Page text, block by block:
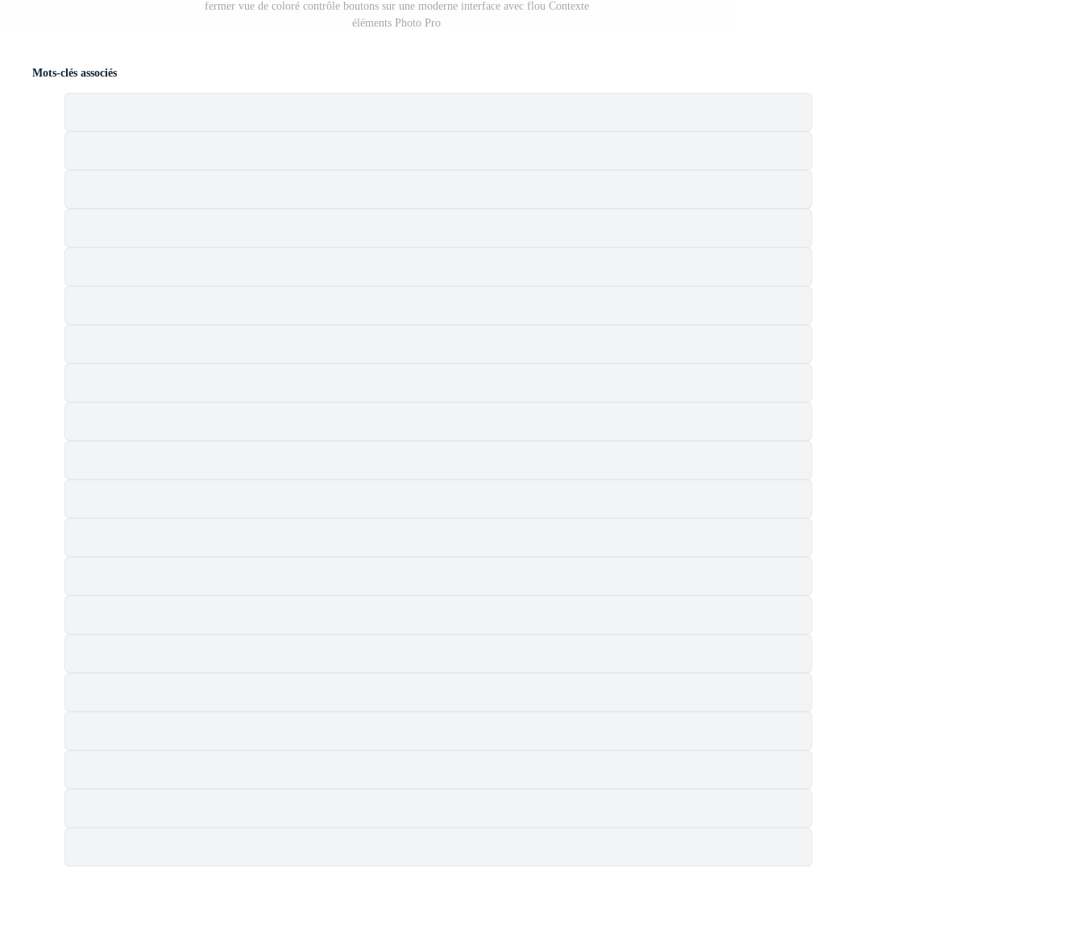
fermer vue de coloré contrôle boutons sur une moderne interface avec flou Contexte
éléments Photo Pro
Mots-clés associés